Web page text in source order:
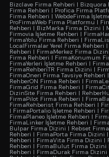
Bizclave Firma Rehberi | Bizquora
Firma Rehberi | Profica Firma
Firma Rehberi | WebdeFirma
ProFirmaWeb Firma Platformu |
Rehberi | BizMarka Firma Dizini |
Firmovia İşletme Rehberi |
FirmaYolu Firma Rehberi |
LocalFirmalar Yerel Firma Rehberi |
Rehberi | FirmaMerkez Firma Dizini
Firma Rehberi | FirmaKonumum
FirmaYerleri İşletme Rehberi |
FirmaRehberiTR Firma Dizini |
FirmaOneri Firma Tavsiye Rehberi |
RehberON Firma Rehberi |
FirmaGrid Firma Rehberi |
DizinSite Firma Rehberi |
FirmaPilot Firma Rehberi |
FirmaRehberist Firma Rehberi |
| FirmaPortalio İşletme Rehberi |
FirmaPlaneo İşletme Rehberi |
FirmaLinker İşletme Rehberi |
Bulpar Firma Dizini | Rebset
Rehberi | FirmaPorta Firma Dizini |
Rehberi | FirmaVita Firma Dizini |
Rehberi | FirmaBulut Firma Dizini
Rehberi | FirmaDurak Firma Dizini